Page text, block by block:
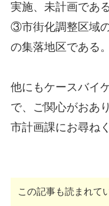
実施、未計画である
③市街化調整区域
の集落地区である。
他にもケースバイ
で、ご関心がおあ
市計画課にお尋ね
この記事も読まれて